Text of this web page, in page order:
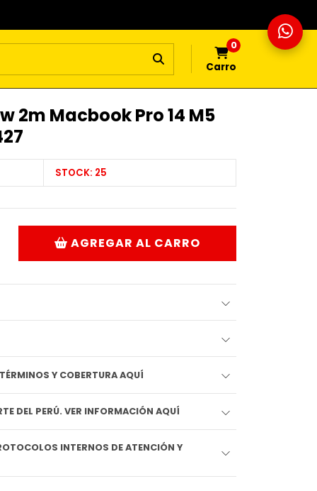
0
Carro
2m Macbook Pro 14 M5
STOCK: 25
AGREGAR AL CARRO
LLEGA HOY!! VER TÉRMINOS Y COBERTURA AQUÍ
DEL PERÚ. VER INFORMACIÓN AQUÍ
INTERNOS DE ATENCIÓN Y